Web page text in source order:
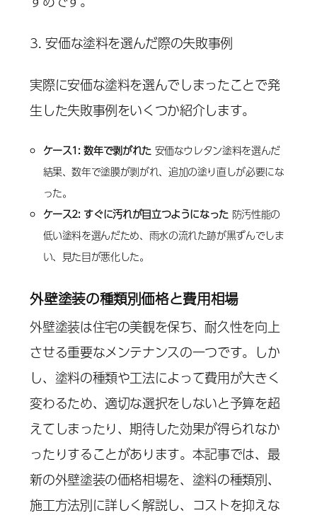
3. 安価な塗料を選んだ際の失敗事例
実際に安価な塗料を選んでしまったことで発
生した失敗事例をいくつか紹介します。
ケース1: 数年で剥がれた安価なウレタン塗料を選んだ
結果、数年で塗膜が剥がれ、追加の塗り直しが必要にな
った。
ケース2: すぐに汚れが目立つようになった 防汚性能の
低い塗料を選んだため、雨水の流れた跡が黒ずんでしま
い、見た目が悪化した。
外壁塗装の種類別価格と費用相場
外壁塗装は住宅の美観を保ち、耐久性を向上
させる重要なメンテナンスの一つです。しか
し、塗料の種類や工法によって費用が大きく
変わるため、適切な選択をしないと予算を超
えてしまったり、期待した効果が得られなか
ったりすることがあります。本記事では、最
新の外壁塗装の価格相場を、塗料の種類別、
施工方法別に詳しく解説し、コストを抑えな